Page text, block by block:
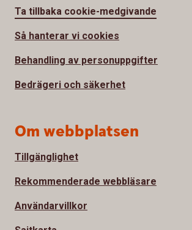
Ta tillbaka cookie-medgivande
Så hanterar vi cookies
Behandling av personuppgifter
Bedrägeri och säkerhet
Om webbplatsen
Tillgänglighet
Rekommenderade webbläsare
Användarvillkor